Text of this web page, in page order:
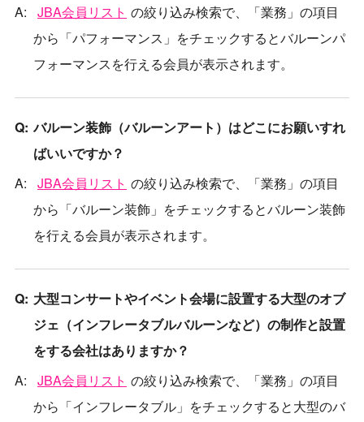
JBA会員リスト の絞り込み検索で、「業務」の項目
から「パフォーマンス」をチェックするとバルーンパ
フォーマンスを行える会員が表示されます。
バルーン装飾（バルーンアート）はどこにお願いすれ
ばいいですか？
JBA会員リスト の絞り込み検索で、「業務」の項目
から「バルーン装飾」をチェックするとバルーン装飾
を行える会員が表示されます。
大型コンサートやイベント会場に設置する大型のオブ
ジェ（インフレータブルバルーンなど）の制作と設置
をする会社はありますか？
JBA会員リスト の絞り込み検索で、「業務」の項目
から「インフレータブル」をチェックすると大型のバ